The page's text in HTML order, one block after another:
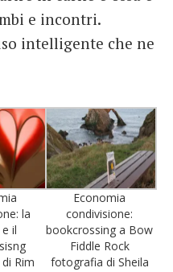
e incontri.
intelligente che ne
la
il
Rim
Economia
condivisione:
bookcrossing a Bow
Fiddle Rock
fotografia di Sheila